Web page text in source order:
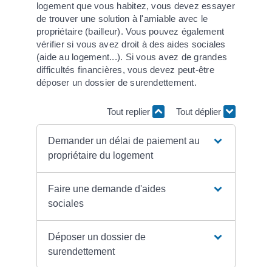
logement que vous habitez, vous devez essayer
de trouver une solution à l'amiable avec le
propriétaire (bailleur). Vous pouvez également
vérifier si vous avez droit à des aides sociales
(aide au logement...). Si vous avez de grandes
difficultés financières, vous devez peut-être
déposer un dossier de surendettement.
Tout replier Tout déplier
Demander un délai de paiement au
propriétaire du logement
Faire une demande d'aides
sociales
Déposer un dossier de
surendettement